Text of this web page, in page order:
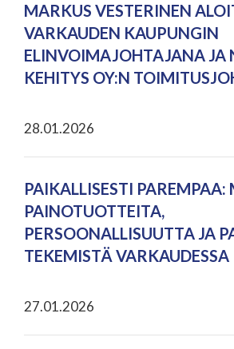
MARKUS VESTERINEN
VARKAUDEN KAUPUNGIN
ELINVOIMAJOHTAJANA JA
KEHITYS OY:N
28.01.2026
PAIKALLISESTI PAREMPAA:
PAINOTUOTTEITA,
PERSOONALLISUUTTA JA
TEKEMISTÄ VARKAUDESSA
27.01.2026